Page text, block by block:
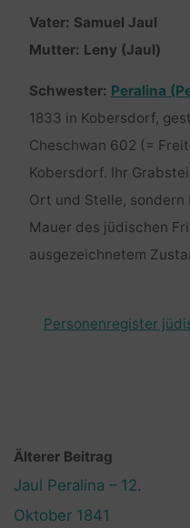
Vater: Samuel Jaul
Mutter: Leny (Jaul)
Schwester: Peralina
1833 in Kobersdorf,
Cheschwan 602 (=
Kobersdorf. Ihr
Ort und Stelle,
Mauer des jüdischen
ausgezeichnetem
Personenregister
Älterer Beitrag
Jaul Peralina – 12.
Oktober 1841